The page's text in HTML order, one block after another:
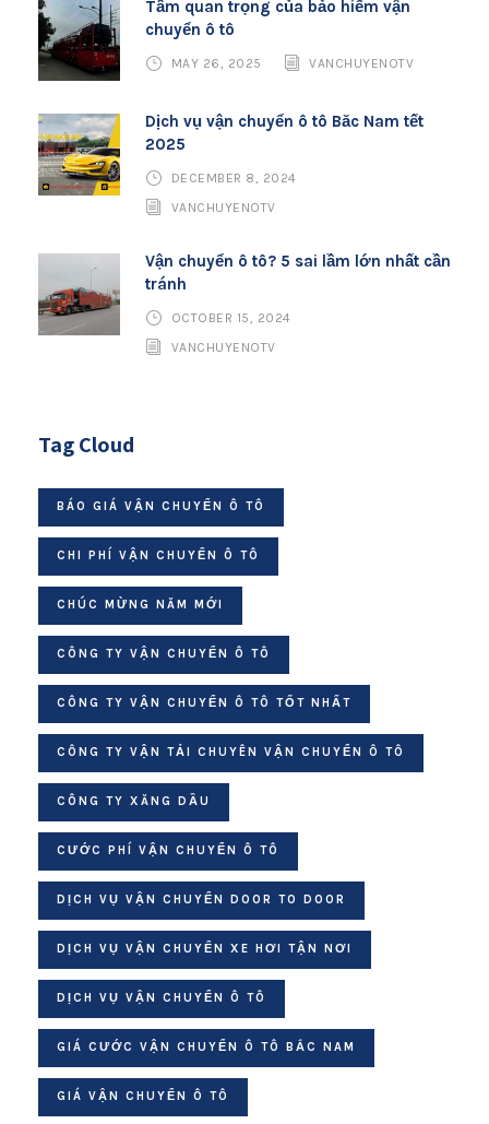
Tầm quan trọng của bảo hiểm vận
chuyển ô tô
MAY 26, 2025 VANCHUYENOTV
Dịch vụ vận chuyển ô tô Bắc Nam tết
2025
DECEMBER 8, 2024
VANCHUYENOTV
Vận chuyển ô tô? 5 sai lầm lớn nhất cần
tránh
OCTOBER 15, 2024
VANCHUYENOTV
Tag Cloud
BÁO GIÁ VẬN CHUYỂN Ô TÔ
CHI PHÍ VẬN CHUYỂN Ô TÔ
CHÚC MỪNG NĂM MỚI
CÔNG TY VẬN CHUYỂN Ô TÔ
CÔNG TY VẬN CHUYỂN Ô TÔ TỐT NHẤT
CÔNG TY VẬN TẢI CHUYÊN VẬN CHUYỂN Ô TÔ
CÔNG TY XĂNG DẦU
CƯỚC PHÍ VẬN CHUYỂN Ô TÔ
DỊCH VỤ VẬN CHUYỂN DOOR TO DOOR
DỊCH VỤ VẬN CHUYỂN XE HƠI TẬN NƠI
DỊCH VỤ VẬN CHUYỂN Ô TÔ
GIÁ CƯỚC VẬN CHUYỂN Ô TÔ BẮC NAM
GIÁ VẬN CHUYỂN Ô TÔ